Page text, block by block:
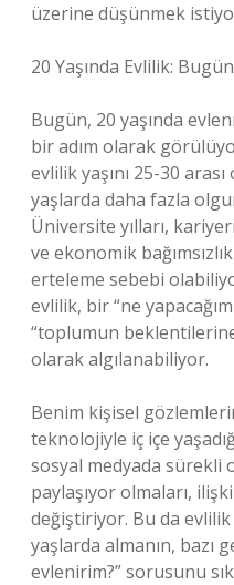
üzerine düşünmek
20 Yaşında Evlilik:
Bugün, 20 yaşında
bir adım olarak
evlilik yaşını 25-30
yaşlarda daha fazla
Üniversite yılları,
ve ekonomik
erteleme sebebi
evlilik, bir “ne
“toplumun
olarak algılanabiliyor.
Benim kişisel
teknolojiyle iç içe
sosyal medyada sürekli
paylaşıyor olmaları,
değiştiriyor. Bu da evlilik
yaşlarda almanın, bazı
evlenirim?” sorusunu